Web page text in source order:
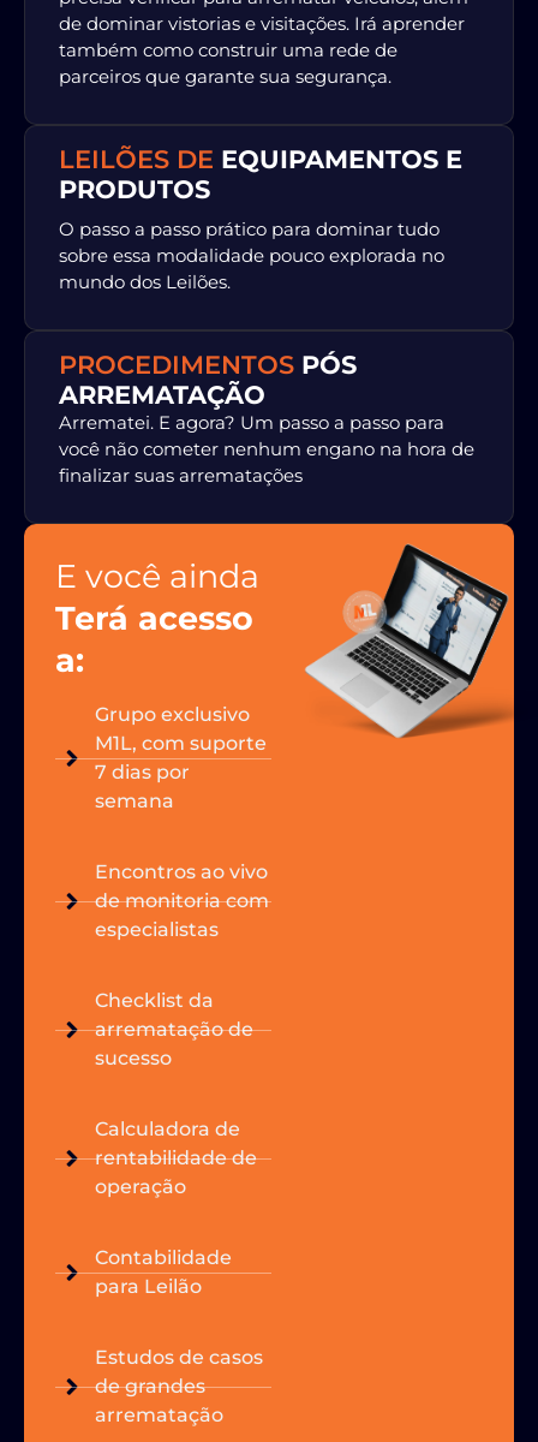
de dominar vistorias e visitações. Irá aprender
também como construir uma rede de
parceiros que garante sua segurança.
LEILÕES DE EQUIPAMENTOS E
PRODUTOS
O passo a passo prático para dominar tudo
sobre essa modalidade pouco explorada no
mundo dos Leilões.
PROCEDIMENTOS PÓS
ARREMATAÇÃO
Arrematei. E agora? Um passo a passo para
você não cometer nenhum engano na hora de
finalizar suas arrematações
E você ainda
Terá acesso
a:
Grupo exclusivo
M1L, com suporte
7 dias por
semana
Encontros ao vivo
de monitoria com
especialistas
Checklist da
arrematação de
sucesso
Calculadora de
rentabilidade de
operação
Contabilidade
para Leilão
Estudos de casos
de grandes
arrematação